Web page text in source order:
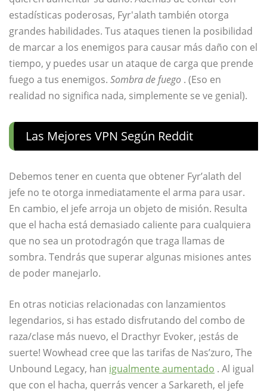
estadísticas poderosas, Fyr'alath también otorga
grandes habilidades. Tus ataques tienen la posibilidad
de marcar a los enemigos para causar más daño con el
tiempo, y puedes usar un ataque de carga que prende
fuego a tus enemigos. Sombra de fuego . (Eso en
realidad no significa nada, simplemente se ve genial).
Las Mejores VPN Según Reddit
Debemos tener en cuenta que obtener Fyr’alath del
jefe no te otorga inmediatamente el arma para usar.
En cambio, el jefe arroja un objeto de misión. Resulta
que el hacha está demasiado caliente para cualquiera
que no sea un protodragón que traga llamas de
sombra. Tendrás que superar algunas misiones antes
de poder manejarlo.
En otras noticias relacionadas con lanzamientos
legendarios, si has estado disfrutando del combo de
raza/clase más nuevo, el Dracthyr Evoker, ¡estás de
suerte! Wowhead cree que las tarifas de Nas’zuro, The
Unbound Legacy, han igualmente aumentado . Al igual
que con el hacha, querrás vencer a Sarkareth, el jefe